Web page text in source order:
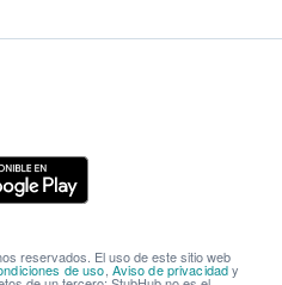
reservados. El uso de este sitio web
de uso Aviso de privacidady